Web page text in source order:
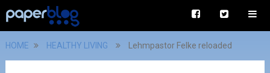
HOME HEALTHY LIVING Lehmpastor Felke reloaded